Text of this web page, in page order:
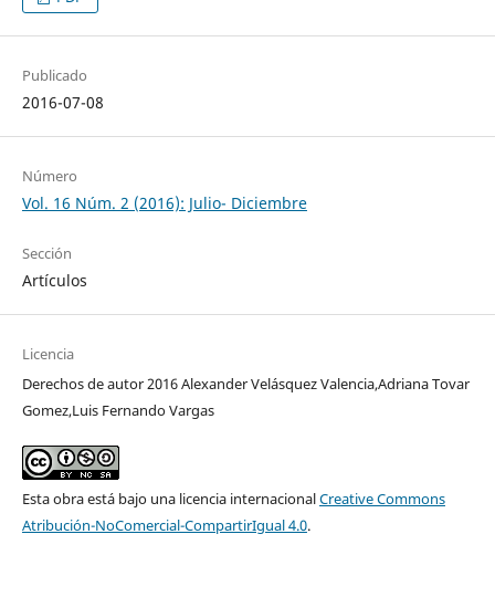
Publicado
2016-07-08
Número
Vol. 16 Núm. 2 (2016): Julio- Diciembre
Sección
Artículos
Licencia
Derechos de autor 2016 Alexander Velásquez Valencia,Adriana Tovar
Gomez,Luis Fernando Vargas
Esta obra está bajo una licencia internacionalCreative Commons
Atribución-NoComercial-CompartirIgual 4.0.